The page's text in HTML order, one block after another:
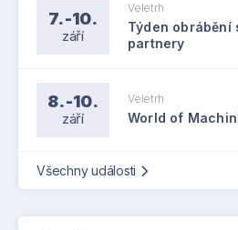
7.-10.
září
Veletrh
Týden obrábění
partnery
8.-10.
září
Veletrh
World of
Všechny události